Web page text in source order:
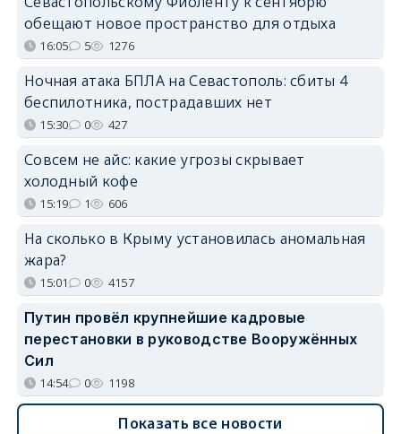
обещают новое пространство для отдыха
16:05 5 1276
Ночная атака БПЛА на Севастополь: сбиты 4
беспилотника, пострадавших нет
15:30 0 427
Совсем не айс: какие угрозы скрывает
холодный кофе
15:19 1 606
На сколько в Крыму установилась аномальная
жара?
15:01 0 4157
Путин провёл крупнейшие кадровые
перестановки в руководстве Вооружённых
Сил
14:54 0 1198
Показать все новости